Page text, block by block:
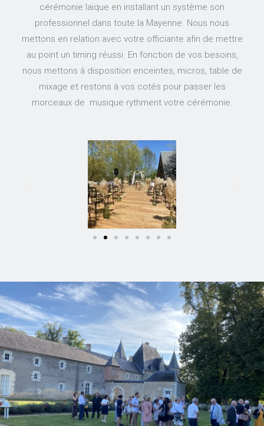
cérémonie laïque en installant un système son
professionnel dans toute la Mayenne. Nous nous
mettons en relation avec votre officiante afin de mettre
au point un timing réussi. En fonction de vos besoins,
nous mettons à disposition enceintes, micros, table de
mixage et restons à vos cotés pour passer les
morceaux de musique rythment votre cérémonie.